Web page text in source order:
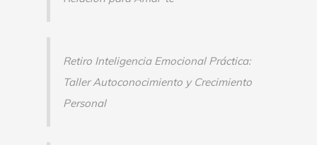
Retiro Inteligencia Emocional Práctica:
Taller Autoconocimiento y Crecimiento
Personal